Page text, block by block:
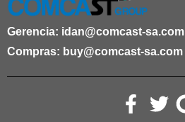
Gerencia: idan@comcast-sa.com
Compras: buy@comcast-sa.com